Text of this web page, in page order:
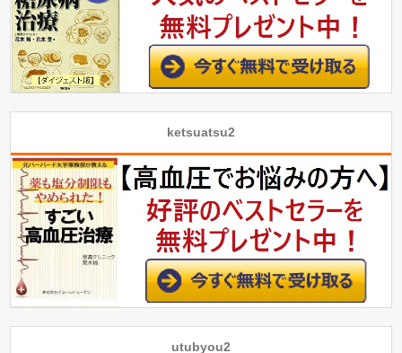
ketsuatsu2
utubyou2